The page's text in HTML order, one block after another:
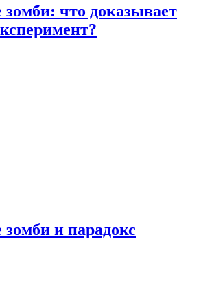
что доказывает
и парадокс